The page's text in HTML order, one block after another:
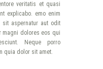
veritatis et quasi
explicabo. emo enim
sit aspernatur aut odit
magni dolores eos qui
Neque porro
quia dolor sit amet.